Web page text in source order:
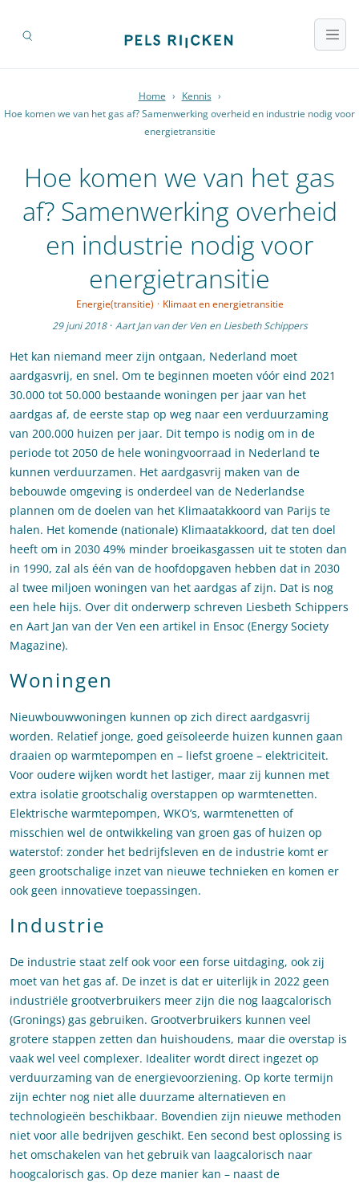
Home › Kennis ›
Hoe komen we van het gas af? Samenwerking overheid en industrie nodig voor
energietransitie
Hoe komen we van het gas
af? Samenwerking overheid
en industrie nodig voor
energietransitie
Energie(transitie) · Klimaat en energietransitie
29 juni 2018 · Aart Jan van der Ven en Liesbeth Schippers
Het kan niemand meer zijn ontgaan, Nederland moet
aardgasvrij, en snel. Om te beginnen moeten vóór eind 2021
30.000 tot 50.000 bestaande woningen per jaar van het
aardgas af, de eerste stap op weg naar een verduurzaming
van 200.000 huizen per jaar. Dit tempo is nodig om in de
periode tot 2050 de hele woningvoorraad in Nederland te
kunnen verduurzamen. Het aardgasvrij maken van de
bebouwde omgeving is onderdeel van de Nederlandse
plannen om de doelen van het Klimaatakkoord van Parijs te
halen. Het komende (nationale) Klimaatakkoord, dat ten doel
heeft om in 2030 49% minder broeikasgassen uit te stoten dan
in 1990, zal als één van de hoofdopgaven hebben dat in 2030
al twee miljoen woningen van het aardgas af zijn. Dat is nog
een hele hijs. Over dit onderwerp schreven Liesbeth Schippers
en Aart Jan van der Ven een artikel in Ensoc (Energy Society
Magazine).
Woningen
Nieuwbouwwoningen kunnen op zich direct aardgasvrij
worden. Relatief jonge, goed geïsoleerde huizen kunnen gaan
draaien op warmtepompen en – liefst groene – elektriciteit.
Voor oudere wijken wordt het lastiger, maar zij kunnen met
extra isolatie grootschalig overstappen op warmtenetten.
Elektrische warmtepompen, WKO’s, warmtenetten of
misschien wel de ontwikkeling van groen gas of huizen op
waterstof: zonder het bedrijfsleven en de industrie komt er
geen grootschalige inzet van nieuwe technieken en komen er
ook geen innovatieve toepassingen.
Industrie
De industrie staat zelf ook voor een forse uitdaging, ook zij
moet van het gas af. De inzet is dat er uiterlijk in 2022 geen
industriële grootverbruikers meer zijn die nog laagcalorisch
(Gronings) gas gebruiken. Grootverbruikers kunnen veel
grotere stappen zetten dan huishoudens, maar die overstap is
vaak wel veel complexer. Idealiter wordt direct ingezet op
verduurzaming van de energievoorziening. Op korte termijn
zijn echter nog niet alle duurzame alternatieven en
technologieën beschikbaar. Bovendien zijn nieuwe methoden
niet voor alle bedrijven geschikt. Een second best oplossing is
het omschakelen van het gebruik van laagcalorisch naar
hoogcalorisch gas. Op deze manier kan – naast de